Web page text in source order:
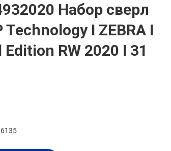
Набор сверл
Technology I ZEBRA I
RW 2020 I 31